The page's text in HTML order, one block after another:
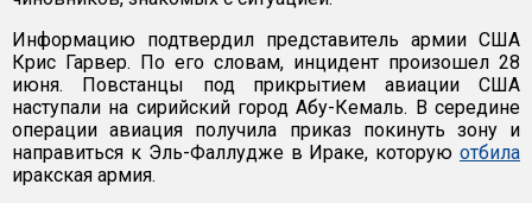
Информацию подтвердил представитель армии США
Крис Гарвер. По его словам, инцидент произошел 28
июня. Повстанцы под прикрытием авиации США
наступали на сирийский город Абу-Кемаль. В середине
операции авиация получила приказ покинуть зону и
направиться к Эль-Фаллудже в Ираке, которую отбила
иракская армия.